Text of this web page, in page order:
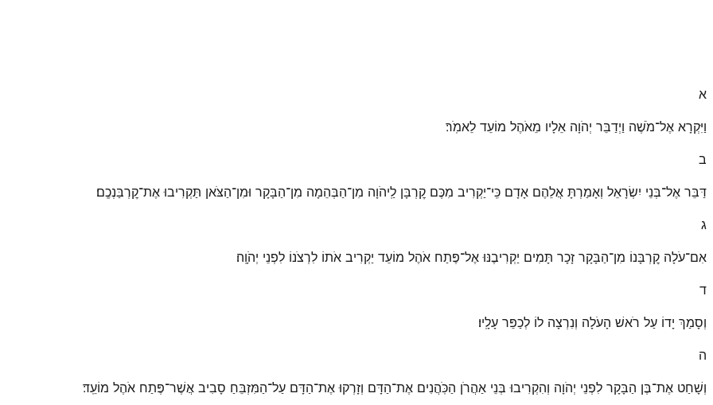
א
וַיִּקְרָא אֶל־מֹשֶׁה וַיְדַבֵּר יְהֹוָה אֵלָיו מֵאֹהֶל מוֹעֵד לֵאמֹֽר׃
ב
דַּבֵּר אֶל־בְּנֵי יִשְׂרָאֵל וְאָמַרְתָּ אֲלֵהֶם אָדָם כִּֽי־יַקְרִיב מִכֶּם קׇרְבָּן לַֽיהֹוָה מִן־הַבְּהֵמָה מִן־הַבָּקָר וּמִן־הַצֹּאן תַּקְרִיבוּ אֶת־קׇרְבַּנְכֶֽם׃
ג
אִם־עֹלָה קׇרְבָּנוֹ מִן־הַבָּקָר זָכָר תָּמִים יַקְרִיבֶנּוּ אֶל־פֶּתַח אֹהֶל מוֹעֵד יַקְרִיב אֹתוֹ לִרְצֹנוֹ לִפְנֵי יְהֹוָֽה׃
ד
וְסָמַךְ יָדוֹ עַל רֹאשׁ הָעֹלָה וְנִרְצָה לוֹ לְכַפֵּר עָלָֽיו׃
ה
וְשָׁחַט אֶת־בֶּן הַבָּקָר לִפְנֵי יְהֹוָה וְהִקְרִיבוּ בְּנֵי אַהֲרֹן הַכֹּֽהֲנִים אֶת־הַדָּם וְזָרְקוּ אֶת־הַדָּם עַל־הַמִּזְבֵּחַ סָבִיב אֲשֶׁר־פֶּתַח אֹהֶל מוֹעֵֽד׃